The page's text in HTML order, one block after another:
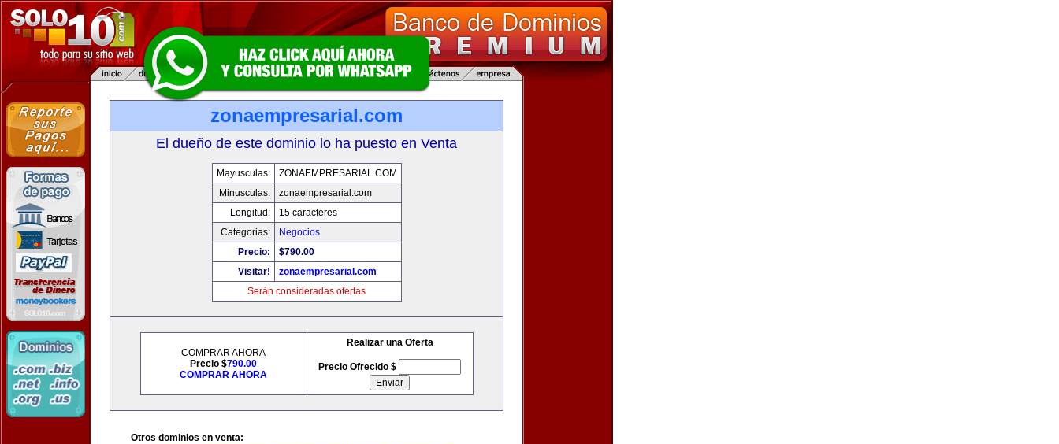
zonaempresarial.com
El dueño de este dominio lo ha puesto en Venta
Mayusculas:
ZONAEMPRESARIAL.COM
Minusculas:
zonaempresarial.com
Longitud:
15 caracteres
Categorias:
Negocios
Precio:
$790.00
Visitar!
zonaempresarial.com
Serán consideradas ofertas
COMPRAR AHORA
Precio $790.00
COMPRAR AHORA
Realizar una Oferta
Precio Ofrecido $
Otros dominios en venta: